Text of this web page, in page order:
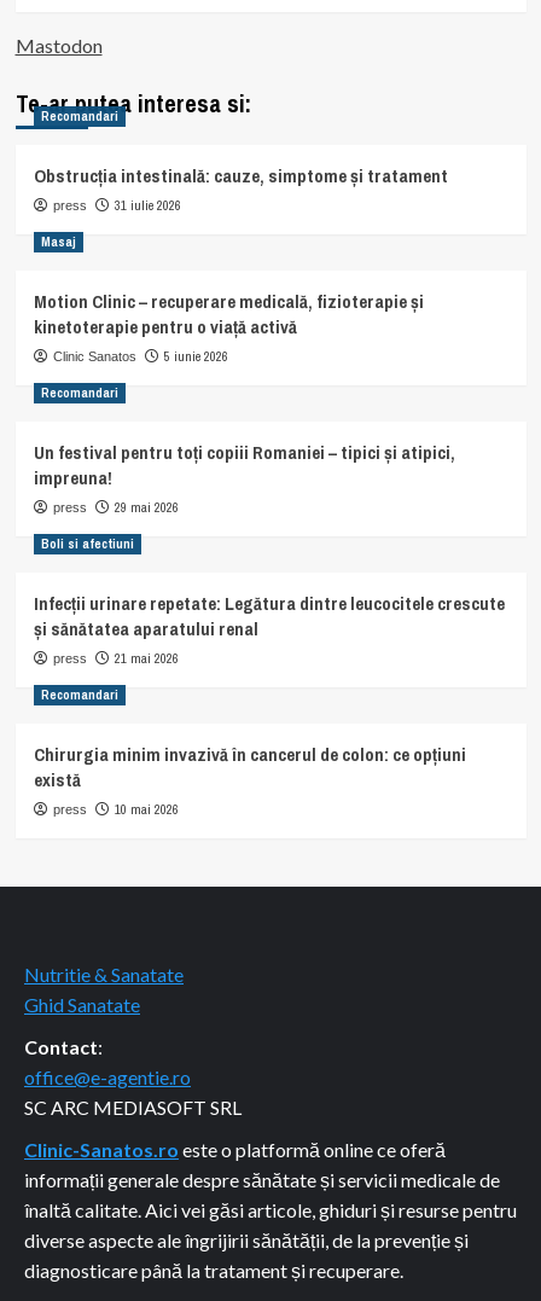
Mastodon
Te-ar putea interesa si:
Recomandari
Obstrucția intestinală: cauze, simptome și tratament
press 31 iulie 2026
Masaj
Motion Clinic – recuperare medicală, fizioterapie și
kinetoterapie pentru o viață activă
Clinic Sanatos 5 iunie 2026
Recomandari
Un festival pentru toți copiii Romaniei – tipici și atipici,
impreuna!
press 29 mai 2026
Boli si afectiuni
Infecții urinare repetate: Legătura dintre leucocitele crescute
și sănătatea aparatului renal
press 21 mai 2026
Recomandari
Chirurgia minim invazivă în cancerul de colon: ce opțiuni
există
press 10 mai 2026
Nutritie & Sanatate
Ghid Sanatate
Contact:
office@e-agentie.ro
SC ARC MEDIASOFT SRL
Clinic-Sanatos.ro este o platformă online ce oferă
informații generale despre sănătate și servicii medicale de
înaltă calitate. Aici vei găsi articole, ghiduri și resurse pentru
diverse aspecte ale îngrijirii sănătății, de la prevenție și
diagnosticare până la tratament și recuperare.